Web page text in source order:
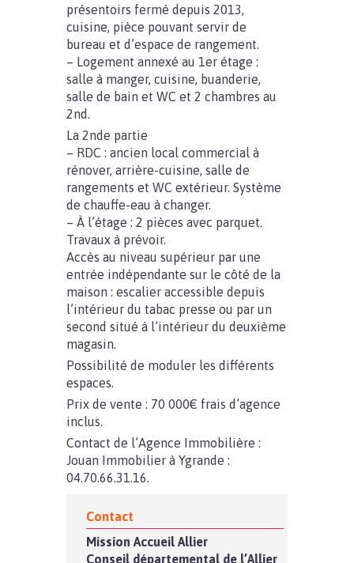
présentoirs fermé depuis 2013,
cuisine, pièce pouvant servir de
bureau et d’espace de rangement.
– Logement annexé au 1er étage :
salle à manger, cuisine, buanderie,
salle de bain et WC et 2 chambres au
2nd.
La 2nde partie
– RDC : ancien local commercial à
rénover, arrière-cuisine, salle de
rangements et WC extérieur. Système
de chauffe-eau à changer.
– À l’étage : 2 pièces avec parquet.
Travaux à prévoir.
Accès au niveau supérieur par une
entrée indépendante sur le côté de la
maison : escalier accessible depuis
l’intérieur du tabac presse ou par un
second situé à l’intérieur du deuxième
magasin.
Possibilité de moduler les différents
espaces.
Prix de vente : 70 000€ frais d’agence
inclus.
Contact de l’Agence Immobilière :
Jouan Immobilier à Ygrande :
04.70.66.31.16.
Contact
Mission Accueil Allier
Conseil départemental de l’Allier